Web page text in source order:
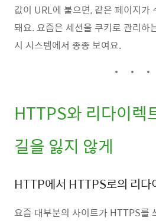
값이 URL에 붙으면, 같은 페이지가
돼요. 요즘은 세션을 쿠키로 관리하
시 시스템에서 종종 보여요.
HTTPS와 리다이렉
길을 잃지 않게
HTTP에서 HTTPS로의 리다
요즘 대부분의 사이트가 HTTPS를